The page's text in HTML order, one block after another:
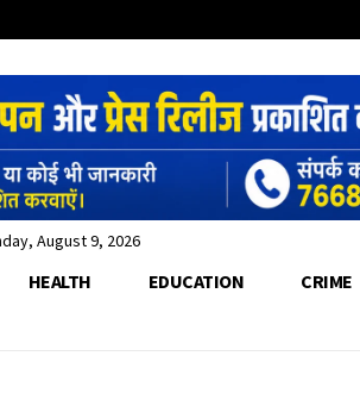
August 9, 2026
HEALTH EDUCATION CRIME